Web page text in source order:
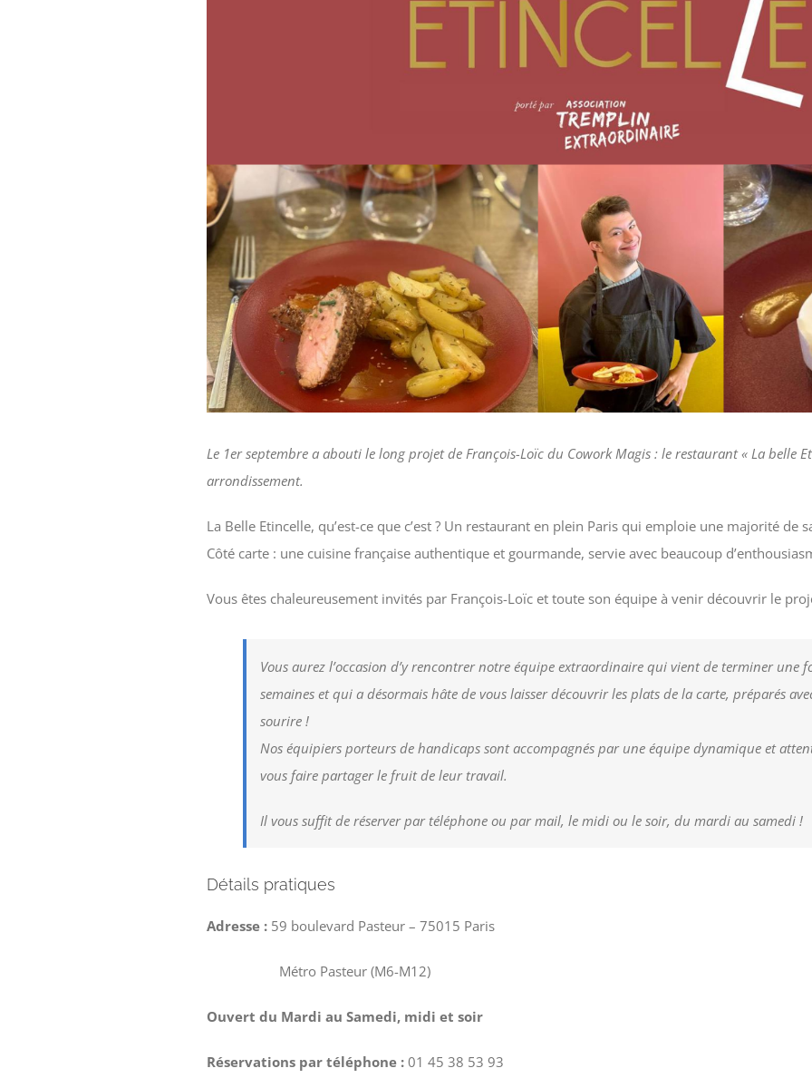
Le 1er septembre a abouti le long projet de François-Loïc du Cowork Magis : le restaurant « La belle
arrondissement.
La Belle Etincelle, qu’est-ce que c’est ? Un restaurant en plein Paris qui emploie une majorité de
Côté carte : une cuisine française authentique et gourmande, servie avec beaucoup
Vous êtes chaleureusement invités par François-Loïc et toute son équipe à venir découvrir le
Vous aurez l’occasion d’y rencontrer notre équipe extraordinaire qui vient de terminer une
semaines et qui a désormais hâte de vous laisser découvrir les plats de la carte, préparés
sourire !
Nos équipiers porteurs de handicaps sont accompagnés par une équipe dynamique et
vous faire partager le fruit de leur travail.
Il vous suffit de réserver par téléphone ou par mail, le midi ou le soir, du mardi au samedi !
Détails pratiques
Adresse : 59 boulevard Pasteur – 75015 Paris
Métro Pasteur (M6-M12)
Ouvert du Mardi au Samedi, midi et soir
Réservations par téléphone : 01 45 38 53 93